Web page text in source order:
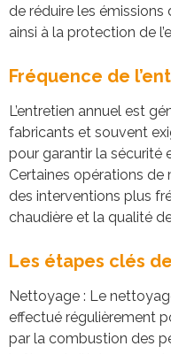
de réduire les
ainsi à la protection de
Fréquence de
L’entretien annuel est
fabricants et souvent
pour garantir la sécurité
Certaines opérations
des interventions plus
chaudière et la qualité
Les étapes clés
Nettoyage : Le
effectué régulièrement
par la combustion des